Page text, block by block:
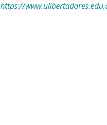
https://